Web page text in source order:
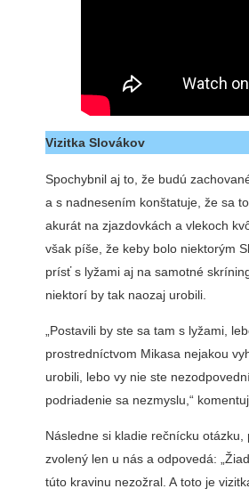
Vizitka Slovákov
Spochybnil aj to, že budú
a s nadnesením konštatuje, že sa
akurát na zjazdovkách a vlekoch
však píše, že keby bolo niektorým
prísť s lyžami aj na samotné
niektorí by tak naozaj urobili.
„Postavili by ste sa tam s lyžami,
prostredníctvom Mikasa nejakou
urobili, lebo vy nie ste
podriadenie sa nezmyslu,“
Následne si kladie rečnícku
zvolený len u nás a odpovedá:
túto kravinu nezožral. A toto je